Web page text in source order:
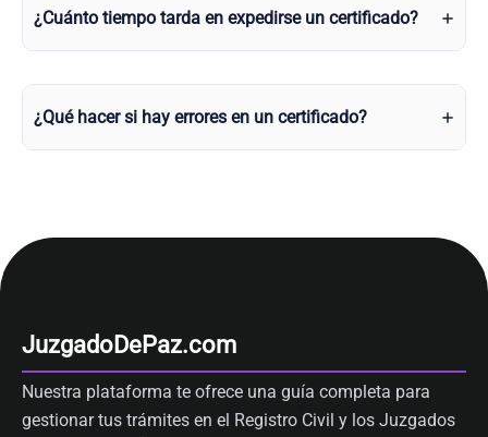
¿Cuánto tiempo tarda en expedirse un certificado?
¿Qué hacer si hay errores en un certificado?
JuzgadoDePaz.com
Nuestra plataforma te ofrece una guía completa para
gestionar tus trámites en el Registro Civil y los Juzgados